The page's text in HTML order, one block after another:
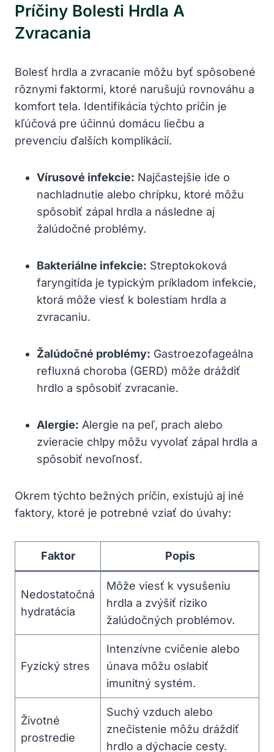
Príčiny Bolesti Hrdla A
Zvracania
Bolesť hrdla a zvracanie môžu byť spôsobené
rôznymi faktormi, ktoré narušujú rovnováhu a
komfort tela. Identifikácia týchto príčin je
kľúčová pre účinnú domácu liečbu a
prevenciu ďalších komplikácií.
Vírusové infekcie: Najčastejšie ide o
nachladnutie alebo chrípku, ktoré môžu
spôsobiť zápal hrdla a následne aj
žalúdočné problémy.
Bakteriálne infekcie: Streptokoková
faryngitída je typickým príkladom infekcie,
ktorá môže viesť k bolestiam hrdla a
zvracaniu.
Žalúdočné problémy: Gastroezofageálna
refluxná choroba (GERD) môže dráždiť
hrdlo a spôsobiť zvracanie.
Alergie: Alergie na peľ, prach alebo
zvieracie chlpy môžu vyvolať zápal hrdla a
spôsobiť nevoľnosť.
Okrem týchto bežných príčin, existujú aj iné
faktory, ktoré je potrebné vziať do úvahy:
Faktor Popis
Nedostatočná
hydratácia
Môže viesť k vysušeniu
hrdla a zvýšiť riziko
žalúdočných problémov.
Fyzický stres
Intenzívne cvičenie alebo
únava môžu oslabiť
imunitný systém.
Životné
prostredie
Suchý vzduch alebo
znečistenie môžu dráždiť
hrdlo a dýchacie cesty.